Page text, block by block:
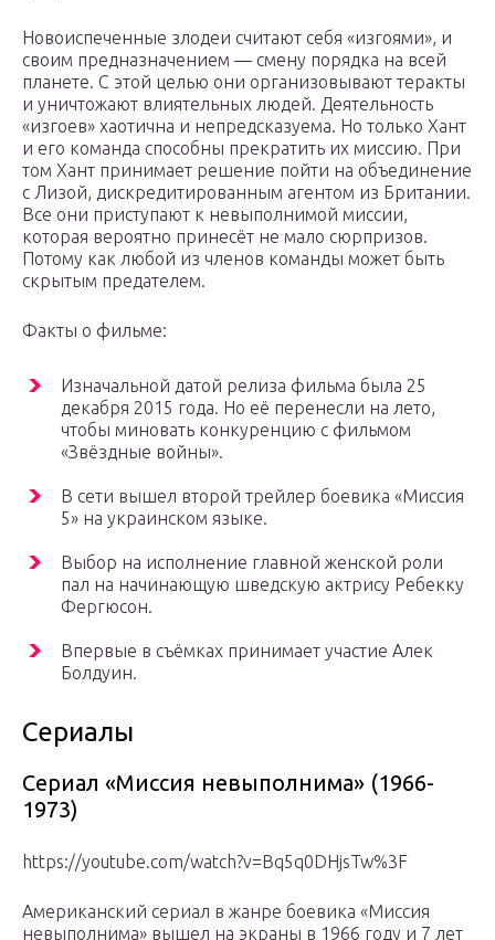
Новоиспеченные злодеи считают себя «изгоями», и
своим предназначением — смену порядка на всей
планете. С этой целью они организовывают теракты
и уничтожают влиятельных людей. Деятельность
«изгоев» хаотична и непредсказуема. Но только Хант
и его команда способны прекратить их миссию. При
том Хант принимает решение пойти на объединение
с Лизой, дискредитированным агентом из Британии.
Все они приступают к невыполнимой миссии,
которая вероятно принесёт не мало сюрпризов.
Потому как любой из членов команды может быть
скрытым предателем.
Факты о фильме:
Изначальной датой релиза фильма была 25
декабря 2015 года. Но её перенесли на лето,
чтобы миновать конкуренцию с фильмом
«Звёздные войны».
В сети вышел второй трейлер боевика «Миссия
5» на украинском языке.
Выбор на исполнение главной женской роли
пал на начинающую шведскую актрису Ребекку
Фергюсон.
Впервые в съёмках принимает участие Алек
Болдуин.
Сериалы
Сериал «Миссия невыполнима» (1966-
1973)
https://youtube.com/watch?v=Bq5q0DHjsTw%3F
Американский сериал в жанре боевика «Миссия
невыполнима» вышел на экраны в 1966 году и 7 лет